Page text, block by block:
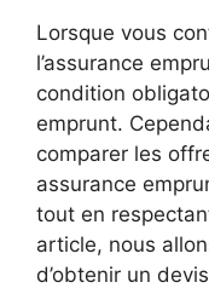
Lorsque vous
l’assurance
condition
emprunt.
comparer les
assurance
tout en
article, nous
d’obtenir un